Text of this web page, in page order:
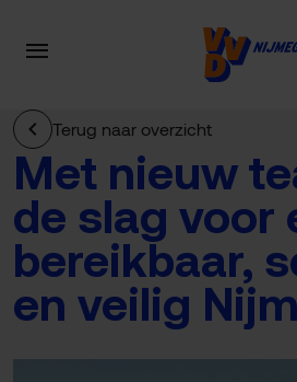
Terug naar overzicht
Met nieuw
de slag voor
bereikbaar,
en veilig